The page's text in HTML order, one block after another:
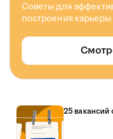
Советы для
построения карьеры
25